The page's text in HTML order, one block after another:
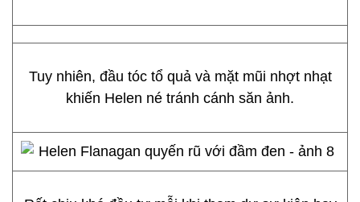
Tuy nhiên, đầu tóc tổ quả và mặt mũi nhợt nhạt
khiến Helen né tránh cánh săn ảnh.